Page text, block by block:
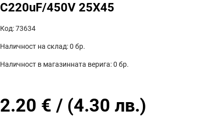
C220uF/450V 25X45
Код:73634
Наличност на склад:0 бр.
Наличност в магазинната верига:0 бр.
2.20 € / (4.30 лв.)